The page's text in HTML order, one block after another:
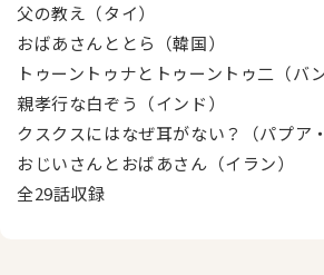
父の教え（タイ）
おばあさんととら（韓国）
トゥーントゥナとトゥーントゥ二（バ
親孝行な白ぞう（インド）
クスクスにはなぜ耳がない？（パプア
おじいさんとおばあさん（イラン）
全29話収録